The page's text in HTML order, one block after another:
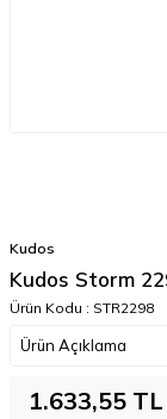
Kudos
Kudos Storm
Ürün Kodu : STR2298
Ürün Açıklama
1.633,55 TL